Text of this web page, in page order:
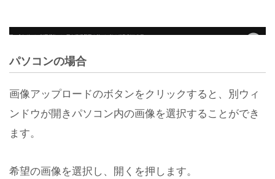
パソコンの場合
画像アップロードのボタンをクリックすると、別ウィ
ンドウが開きパソコン内の画像を選択することができ
ます。
希望の画像を選択し、開くを押します。